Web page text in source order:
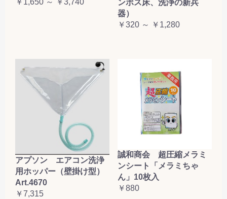
￥1,650 ～ ￥3,740
ンボス床、洗浄の新兵
器）
￥320 ～ ￥1,280
アプソン エアコン洗浄
用ホッパー（壁掛け型）
Art.4670
￥7,315
誠和商会 超圧縮メラミ
ンシート「メラミちゃ
ん」10枚入
￥880